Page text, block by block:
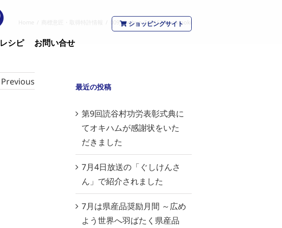
ショッピングサイト
レシピ お問い合せ
Home 商標意匠・取得特許情報 009_shohyo_5481627_pokipoki
Previous 最近の投稿
第9回読谷村功労表彰式典に
てオキハムが感謝状をいた
だきました
7月4日放送の「ぐしけんさ
ん」で紹介されました
7月は県産品奨励月間 ～広め
よう世界へ羽ばたく県産品